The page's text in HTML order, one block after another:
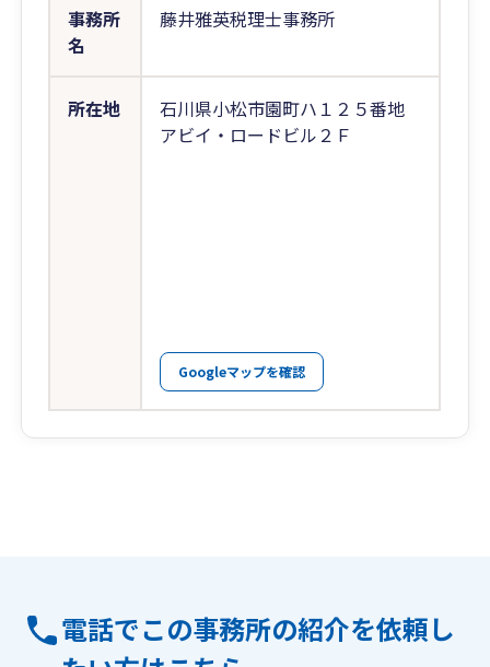
事務所
名
藤井雅英税理士事務所
所在地
石川県小松市園町ハ１２５番地
アビイ・ロードビル２Ｆ
Googleマップを確認
電話でこの事務所の紹介を依頼し